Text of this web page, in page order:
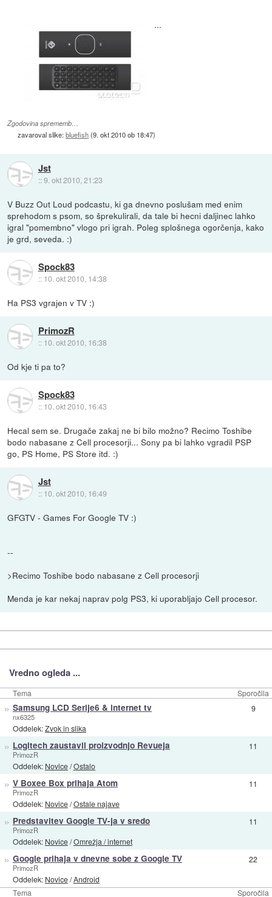
...
Zgodovina sprememb…
zavaroval slike:bluefish(9. okt 2010 ob 18:47)
Jst
::9. okt 2010, 21:23
V Buzz Out Loud podcastu, ki ga dnevno poslušam med enim
sprehodom s psom, so šprekulirali, da tale bi hecni daljinec lahko
igral "pomembno" vlogo pri igrah. Poleg splošnega ogorčenja, kako
je grd, seveda. :)
Spock83
:: 10. okt 2010, 14:38
Ha PS3 vgrajen v TV :)
PrimozR
:: 10. okt 2010, 16:38
Od kje ti pa to?
Spock83
:: 10. okt 2010, 16:43
Hecal sem se. Drugače zakaj ne bi bilo možno? Recimo Toshibe
bodo nabasane z Cell procesorji... Sony pa bi lahko vgradil PSP
go, PS Home, PS Store itd. :)
Jst
:: 10. okt 2010, 16:49
GFGTV - Games For Google TV :)
--
>Recimo Toshibe bodo nabasane z Cell procesorji
Menda je kar nekaj naprav polg PS3, ki uporabljajo Cell procesor.
Vredno ogleda ...
Tema Sporočila
Tema Sporočila
» Samsung LCD Serije6 & internet tv
nx6325
Oddelek:Zvok in slika
9
» Logitech zaustavil proizvodnjo Revueja
PrimozR
Oddelek: Novice/Ostalo
11
» V Boxee Box prihaja Atom
PrimozR
Oddelek: Novice/Ostale najave
11
» Predstavitev Google TV-ja v sredo
PrimozR
Oddelek: Novice/Omrežja / internet
11
» Google prihaja v dnevne sobe z Google TV
PrimozR
Oddelek: Novice/Android
22